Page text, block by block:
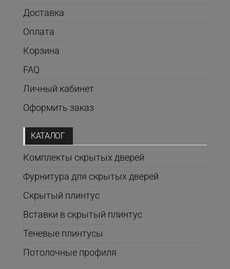
Доставка
Оплата
Корзина
FAQ
Личный кабинет
Оформить заказ
КАТАЛОГ
Комплекты скрытых дверей
Фурнитура для скрытых дверей
Скрытый плинтус
Вставки в скрытый плинтус
Теневые плинтусы
Потолочные профиля